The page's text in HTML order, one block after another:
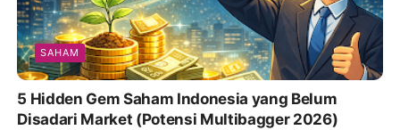
SAHAM
5 Hidden Gem Saham Indonesia yang Belum
Disadari Market (Potensi Multibagger 2026)